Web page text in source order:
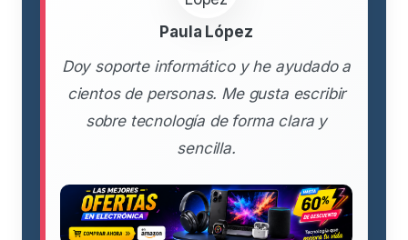
Paula López
Doy soporte informático y he ayudado a
cientos de personas. Me gusta escribir
sobre tecnología de forma clara y
sencilla.